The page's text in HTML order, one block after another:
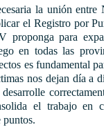
la unión
el Registro por
proponga para
en todas las
es fundamental
nos dejan día a
el trabajo en